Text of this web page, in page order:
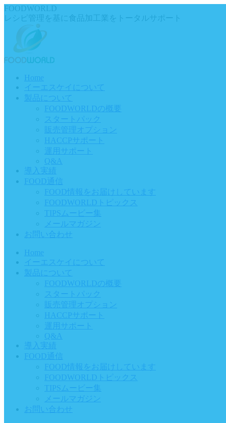
Skip
to
content
FOODWORLD
レシピ管理を基に食品加工業をトータルサポート
Home
イーエスケイについて
製品について
FOODWORLDの概要
スタートパック
販売管理オプション
HACCPサポート
運用サポート
Q&A
導入実績
FOOD通信
FOOD情報をお届けしています
FOODWORLDトピックス
TIPSムービー集
メールマガジン
お問い合わせ
Home
イーエスケイについて
製品について
FOODWORLDの概要
スタートパック
販売管理オプション
HACCPサポート
運用サポート
Q&A
導入実績
FOOD通信
FOOD情報をお届けしています
FOODWORLDトピックス
TIPSムービー集
メールマガジン
お問い合わせ